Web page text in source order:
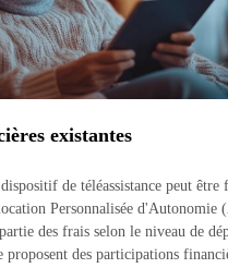
existantes
de téléassistance peut être
Personnalisée d'Autonomie
des frais selon le niveau de
proposent des participations